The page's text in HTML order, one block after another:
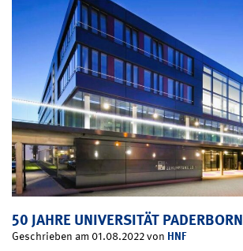
50 JAHRE UNIVERSITÄT PADERBORN
Geschrieben am 01.08.2022 von HNF